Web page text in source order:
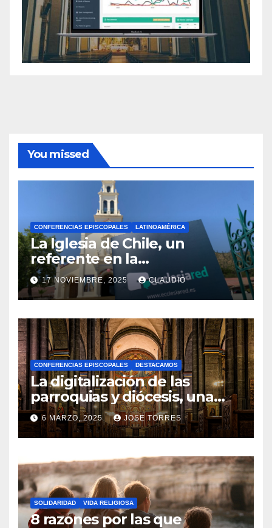
You missed
CONFERENCIAS EPISCOPALES LATINOAMÉRICA
La Iglesia de Chile, un
referente en la
transformación digital
gracias a Ecclesiared
17 NOVIEMBRE, 2025 CLAUDIO
N
O
H
A
Y
C
O
M
N
T
A
R
CONFERENCIAS EPISCOPALES DESTACAMOS
La digitalización de las
parroquias y diócesis, una
realidad ya para el futuro de
la Iglesia
6 MARZO, 2025 JOSE TORRES
N
O
H
A
Y
SOLIDARIDAD VIDA RELIGIOSA
8 razones por las que